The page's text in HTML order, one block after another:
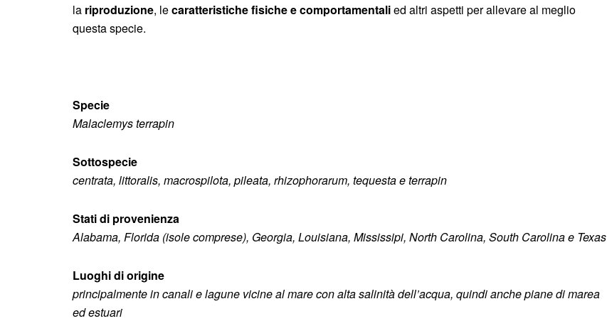
la riproduzione, lecaratteristiche fisiche e comportamentalied altri aspetti per allevare al meglio
questa specie.
Specie
Malaclemys terrapin
Sottospecie
centrata, littoralis, macrospilota, pileata, rhizophorarum, tequesta e terrapin
Stati di provenienza
Alabama, Florida (isole comprese), Georgia, Louisiana, Mississipi, North Carolina, South Carolina e Texas
Luoghi di origine
principalmente in canali e lagune vicine al mare con alta salinità dell’acqua, quindi anche piane di marea
ed estuari